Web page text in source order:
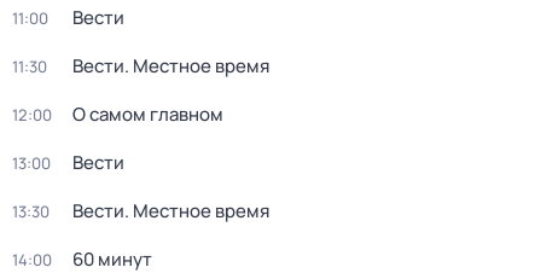
11:00 Вести
11:30 Вести. Местное время
12:00 О самом главном
13:00 Вести
13:30 Вести. Местное время
14:00 60 минут